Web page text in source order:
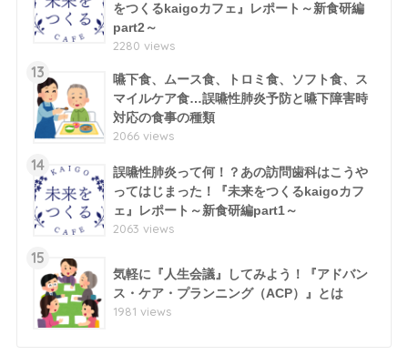
をつくるkaigoカフェ』レポート～新食研編
part2～
2280 views
13
嚥下食、ムース食、トロミ食、ソフト食、ス
マイルケア食…誤嚥性肺炎予防と嚥下障害時
対応の食事の種類
2066 views
14
誤嚥性肺炎って何！？あの訪問歯科はこうや
ってはじまった！『未来をつくるkaigoカフ
ェ』レポート～新食研編part1～
2063 views
15
気軽に『人生会議』してみよう！『アドバン
ス・ケア・プランニング（ACP）』とは
1981 views